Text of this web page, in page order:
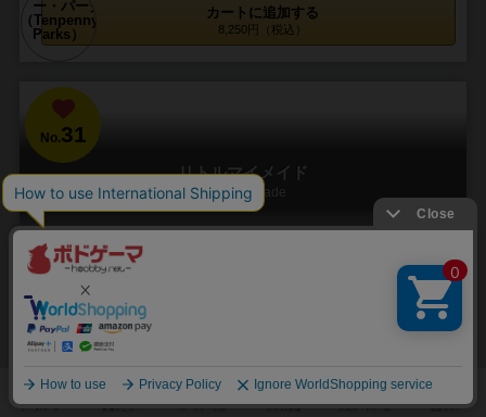
カートに追加する
8,250円（税込）
No.31
リトルマイメイド
Little My Made
2～4人
少女メイドを育てるゲーム
に好きなメイドを選び、その娘を６年間（６ラウンド）育てます。 仕